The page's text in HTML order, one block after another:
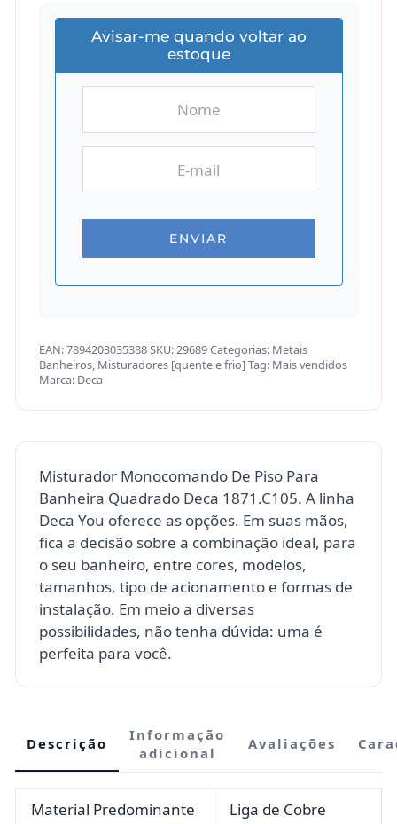
Avisar-me quando voltar ao
estoque
EAN:7894203035388SKU:29689Categorias: Metais
Banheiros, Misturadores [quente e frio]Tag: Mais vendidos
Marca: Deca
Misturador Monocomando De Piso Para
Banheira Quadrado Deca 1871.C105. A linha
Deca You oferece as opções. Em suas mãos,
fica a decisão sobre a combinação ideal, para
o seu banheiro, entre cores, modelos,
tamanhos, tipo de acionamento e formas de
instalação. Em meio a diversas
possibilidades, não tenha dúvida: uma é
perfeita para você.
Descrição
Informação
adicional
Avaliações
Material Predominante Liga de Cobre